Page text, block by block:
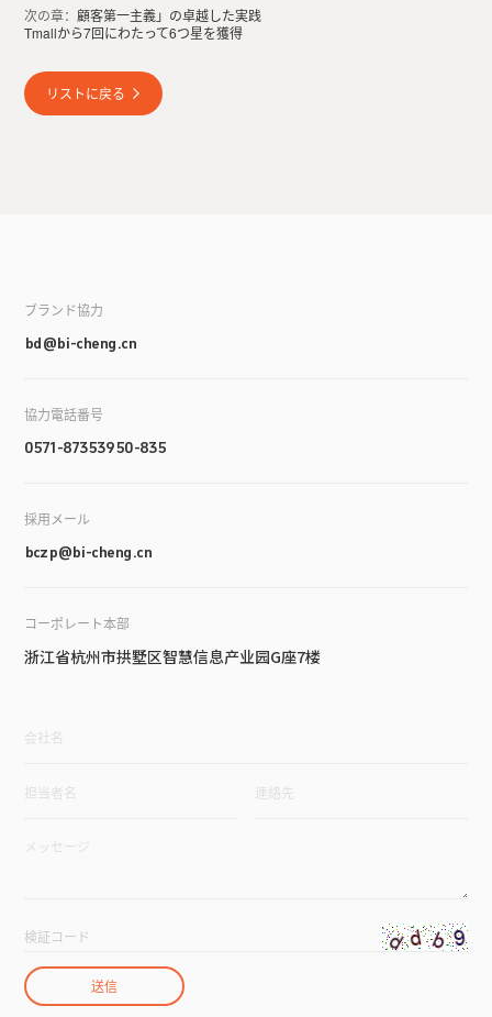
次の章：顧客第一主義」の卓越した実践
Tmallから7回にわたって6つ星を獲得
リストに戻る
ブランド協力
bd@bi-cheng.cn
協力電話番号
0571-87353950-835
採用メール
bczp@bi-cheng.cn
コーポレート本部
浙江省杭州市拱墅区智慧信息产业园G座7楼